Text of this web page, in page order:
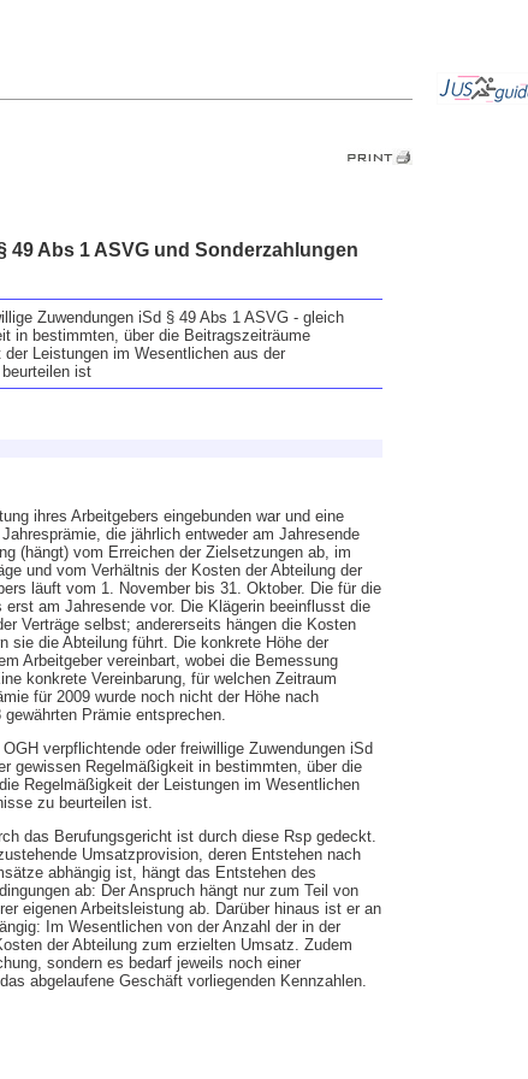
Abs 1 ASVG und Sonderzahlungen
Zuwendungen iSd § 49 Abs 1 ASVG - gleich
in bestimmten, über die Beitragszeiträume
Leistungen im Wesentlichen aus der
ist
ihres Arbeitgebers eingebunden war und eine
die jährlich entweder am Jahresende
(hängt) vom Erreichen der Zielsetzungen ab, im
und vom Verhältnis der Kosten der Abteilung der
läuft vom 1. November bis 31. Oktober. Die für die
am Jahresende vor. Die Klägerin beeinflusst die
Verträge selbst; andererseits hängen die Kosten
sie die Abteilung führt. Die konkrete Höhe der
Arbeitgeber vereinbart, wobei die Bemessung
konkrete Vereinbarung, für welchen Zeitraum
für 2009 wurde noch nicht der Höhe nach
Prämie entsprechen.
verpflichtende oder freiwillige Zuwendungen iSd
gewissen Regelmäßigkeit in bestimmten, über die
Regelmäßigkeit der Leistungen im Wesentlichen
zu beurteilen ist.
das Berufungsgericht ist durch diese Rsp gedeckt.
Umsatzprovision, deren Entstehen nach
abhängig ist, hängt das Entstehen des
ab: Der Anspruch hängt nur zum Teil von
eigenen Arbeitsleistung ab. Darüber hinaus ist er an
Im Wesentlichen von der Anzahl der in der
der Abteilung zum erzielten Umsatz. Zudem
sondern es bedarf jeweils noch einer
abgelaufene Geschäft vorliegenden Kennzahlen.